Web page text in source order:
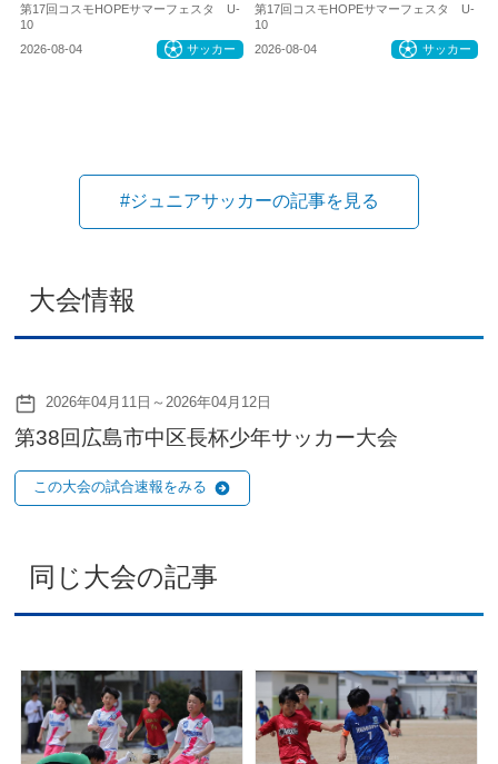
第17回コスモHOPEサマーフェスタ U-
10
2026-08-04
サッカー
第17回コスモHOPEサマーフェスタ U-
10
2026-08-04
サッカー
#ジュニアサッカーの記事を見る
大会情報
2026年04月11日～2026年04月12日
第38回広島市中区長杯少年サッカー大会
この大会の試合速報をみる
同じ大会の記事